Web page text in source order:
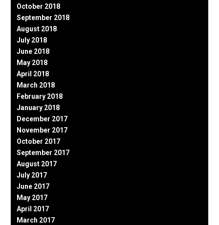
October 2018
September 2018
August 2018
July 2018
June 2018
May 2018
April 2018
March 2018
February 2018
January 2018
December 2017
November 2017
October 2017
September 2017
August 2017
July 2017
June 2017
May 2017
April 2017
March 2017